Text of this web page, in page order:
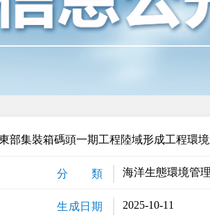
部集裝箱碼頭一期工程陸域形成工程環
分 類 海洋生態環境管理
生成日期 2025-10-11